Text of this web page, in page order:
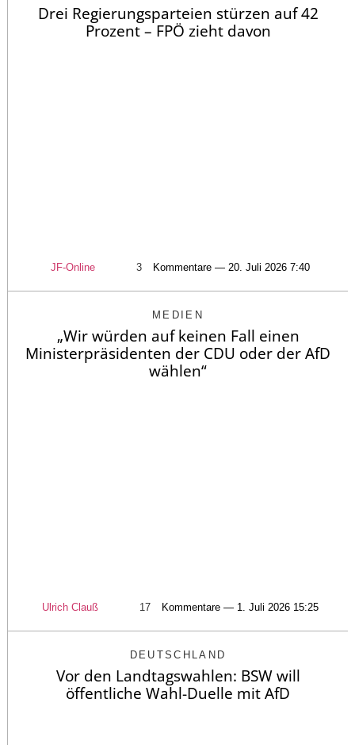
Drei Regierungsparteien stürzen auf 42
Prozent – FPÖ zieht davon
JF-Online 3 Kommentare — 20. Juli 2026 7:40
MEDIEN
„Wir würden auf keinen Fall einen
Ministerpräsidenten der CDU oder der AfD
wählen“
Ulrich Clauß 17 Kommentare — 1. Juli 2026 15:25
DEUTSCHLAND
Vor den Landtagswahlen: BSW will
öffentliche Wahl-Duelle mit AfD